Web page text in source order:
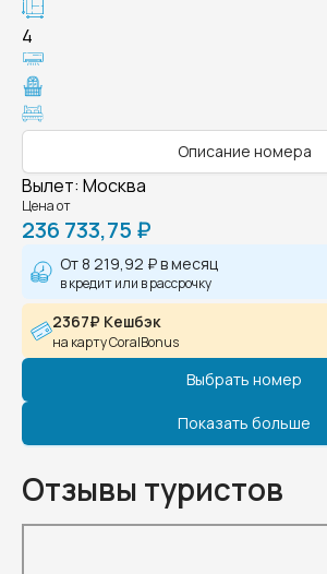
4
Описание номера
Вылет: Москва
Цена от
236 733,75 ₽
От 8 219,92 ₽в месяц
в кредит или в рассрочку
2367₽ Кешбэк
на карту CoralBonus
Выбрать номер
Показать больше
Отзывы туристов